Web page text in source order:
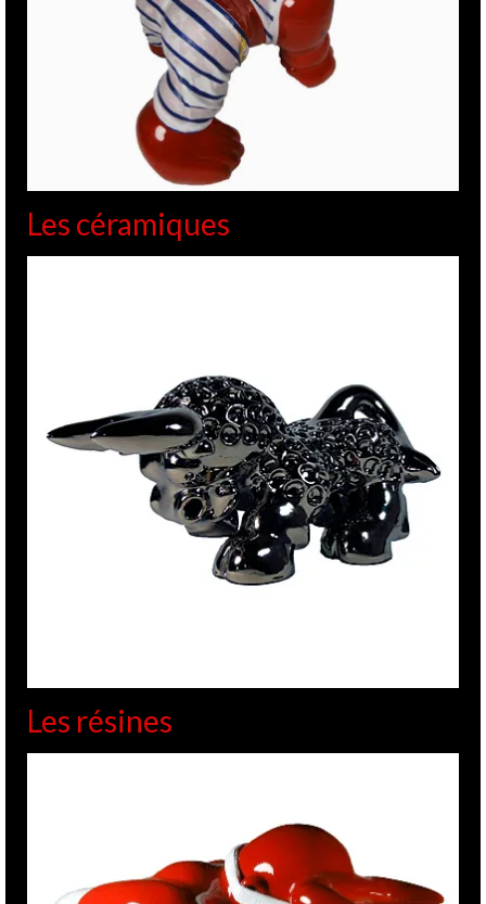
Les céramiques
Les résines